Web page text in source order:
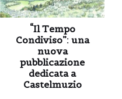
“Il Tempo
Condiviso”: una
nuova
pubblicazione
dedicata a
Castelmuzio